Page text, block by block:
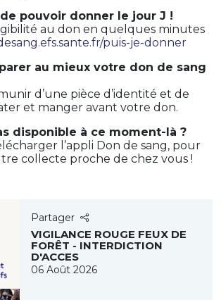
pouvoir donner le jour J !
au don en quelques minutes
puis-je-donner
au mieux votre don de sang
d’une pièce d’identité et de
et manger avant votre don.
disponible à ce moment-là ?
l’appli Don de sang, pour
collecte proche de chez vous !
Partager
VIGILANCE ROUGE FEUX DE
FORÊT - INTERDICTION
D'ACCES
06 Août 2026